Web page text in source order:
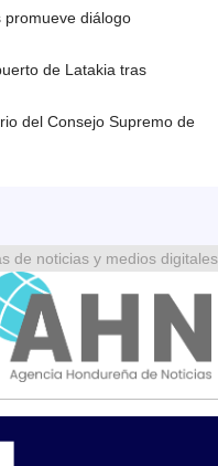
promueve diálogo
de Latakia tras
del Consejo Supremo de
de noticias y medios digitales